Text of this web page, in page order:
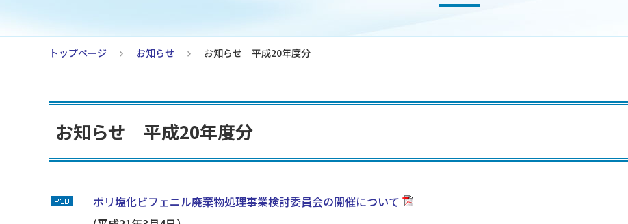
トップページ お知らせ お知らせ 平成20年度分
お知らせ 平成20年度分
ポリ塩化ビフェニル廃棄物処理事業検討委員会の開催について